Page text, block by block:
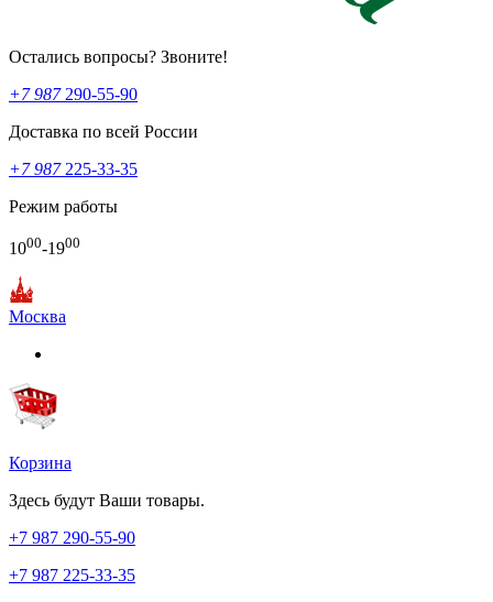
Остались вопросы? Звоните!
+7 987290-55-90
Доставка по всей России
+7 987225-33-35
Режим работы
1000-1900
Москва
Корзина
Здесь будут Ваши товары.
+7 987 290-55-90
+7 987 225-33-35